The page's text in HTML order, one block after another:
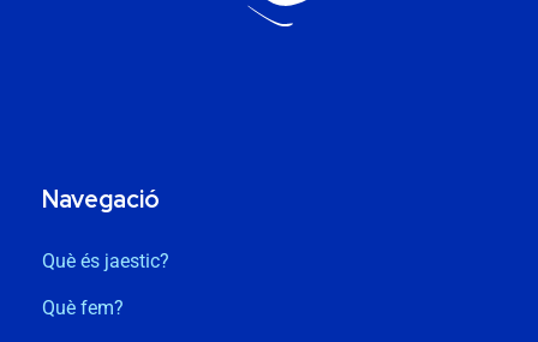
Navegació
Què és jaestic?
Què fem?